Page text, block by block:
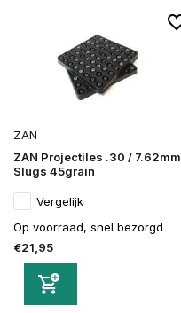
ZAN
ZAN Projectiles .30 / 7.62mm
Slugs 45grain
Vergelijk
Op voorraad, snel bezorgd
€21,95